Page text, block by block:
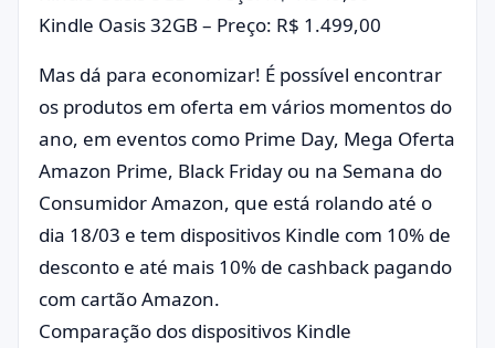
Kindle Oasis 32GB – Preço: R$ 1.499,00
Mas dá para economizar! É possível encontrar
os produtos em oferta em vários momentos do
ano, em eventos como Prime Day, Mega Oferta
Amazon Prime, Black Friday ou na Semana do
Consumidor Amazon, que está rolando até o
dia 18/03 e tem dispositivos Kindle com 10% de
desconto e até mais 10% de cashback pagando
com cartão Amazon.
Comparação dos dispositivos Kindle